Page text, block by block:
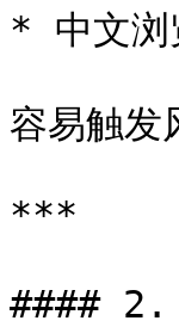
* 中文浏
容易触发
***
####